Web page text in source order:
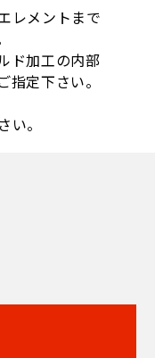
レメントまで
ド加工の内部
定下さい。
。